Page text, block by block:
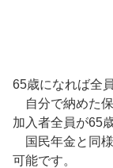
65歳になれば全
自分で納めた保
加入者全員が65
国民年金と同
可能です。